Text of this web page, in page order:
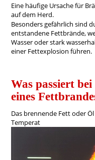
Eine häufige Ursache für
auf dem Herd.
Besonders gefährlich sind
entstandene Fettbrände,
Wasser oder stark
einer Fettexplosion führen.
Was passiert
eines
Das brennende Fett oder
Temperat